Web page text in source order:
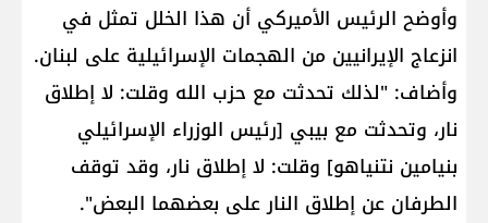
وأوضح الرئيس الأميركي أن هذا الخلل تمثل في
انزعاج الإيرانيين من الهجمات الإسرائيلية على لبنان.
وأضاف: "لذلك تحدثت مع ​حزب الله​ وقلت: لا إطلاق
نار، وتحدثت مع بيبي [رئيس الوزراء الإسرائيلي ​
بنيامين نتنياهو​] وقلت: لا إطلاق نار، وقد توقف
الطرفان عن إطلاق النار على بعضهما البعض".